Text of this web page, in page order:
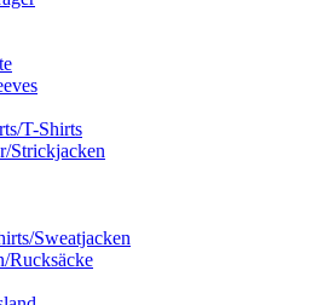
T-Shirts
Strickjacken
Sweatjacken
Rucksäcke